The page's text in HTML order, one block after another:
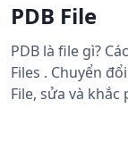
PDB File
PDB là file gì?
Files . Chuyển
File, sửa và khắc